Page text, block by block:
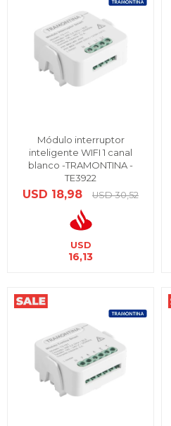
Módulo interruptor
inteligente WIFI 1 canal
blanco -TRAMONTINA -
TE3922
USD 18,98 USD 30,52
USD
16,13